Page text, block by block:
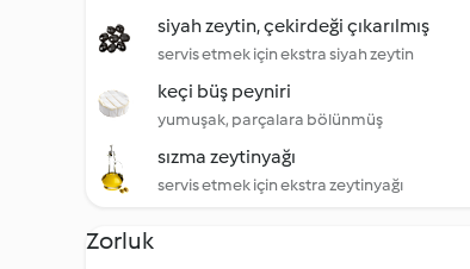
siyah zeytin, çekirdeği çıkarılmış
servis etmek için ekstra siyah zeytin
keçi büş peyniri
yumuşak, parçalara bölünmüş
sızma zeytinyağı
servis etmek için ekstra zeytinyağı
Zorluk